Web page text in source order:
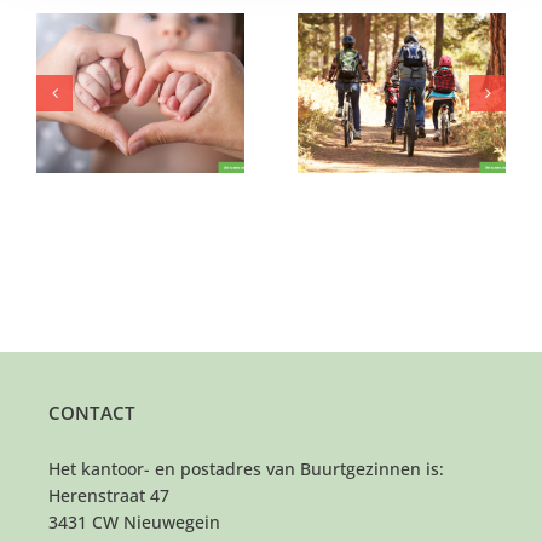
Wie geeft deze
sportieve jongen (12)
wat speelruimte?
Wie biedt warmte aan
dit jonge gezin?
CONTACT
Het kantoor- en postadres van Buurtgezinnen is:
Herenstraat 47
3431 CW Nieuwegein